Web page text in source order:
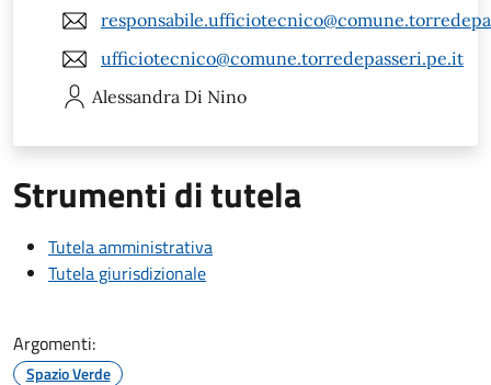
ufficiotecnico@comune.torredepasseri.pe.it
Alessandra Di Nino
Strumenti di tutela
Tutela amministrativa
Tutela giurisdizionale
Argomenti:
Spazio Verde